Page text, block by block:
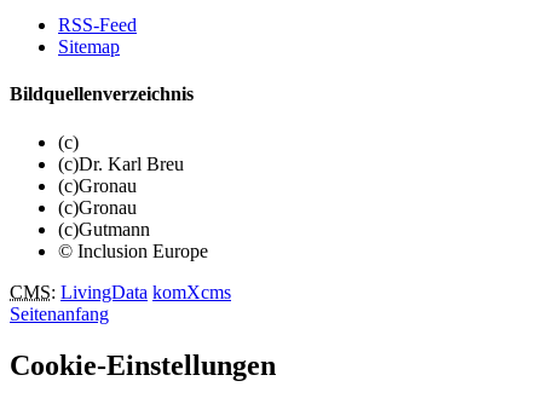
RSS-Feed
Sitemap
Bildquellenverzeichnis
(c)
(c)Dr. Karl Breu
(c)Gronau
(c)Gronau
(c)Gutmann
© Inclusion Europe
CMS: LivingData komXcms
Seitenanfang
Cookie-Einstellungen